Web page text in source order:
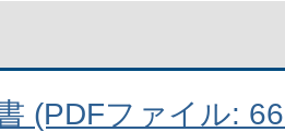
(PDFファイル: